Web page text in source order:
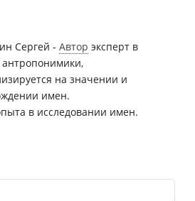
Сергей - Автор эксперт в
антропонимики,
на значении и
имен.
в исследовании имен.